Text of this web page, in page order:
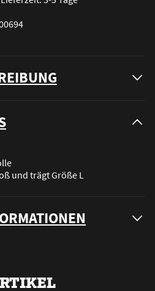
und trägt Größe L